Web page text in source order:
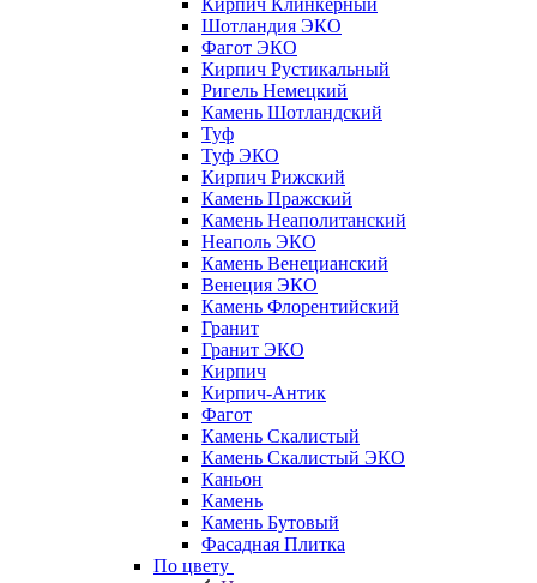
Кирпич Клинкерный
Шотландия ЭКО
Фагот ЭКО
Кирпич Рустикальный
Ригель Немецкий
Камень Шотландский
Туф
Туф ЭКО
Кирпич Рижский
Камень Пражский
Камень Неаполитанский
Неаполь ЭКО
Камень Венецианский
Венеция ЭКО
Камень Флорентийский
Гранит
Гранит ЭКО
Кирпич
Кирпич-Антик
Фагот
Камень Скалистый
Камень Скалистый ЭКО
Каньон
Камень
Камень Бутовый
Фасадная Плитка
По цвету